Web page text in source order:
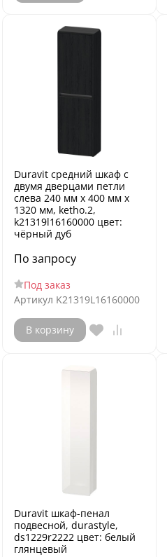
Duravit средний шкаф с
двумя дверцами петли
слева 240 мм х 400 мм х
1320 мм, ketho.2,
k21319l16160000 цвет:
чёрный дуб
По запросу
Под заказ
Артикул K21319L16160000
В корзину
Duravit шкаф-пенал
подвесной, durastyle,
ds1229r2222 цвет: белый
глянцевый